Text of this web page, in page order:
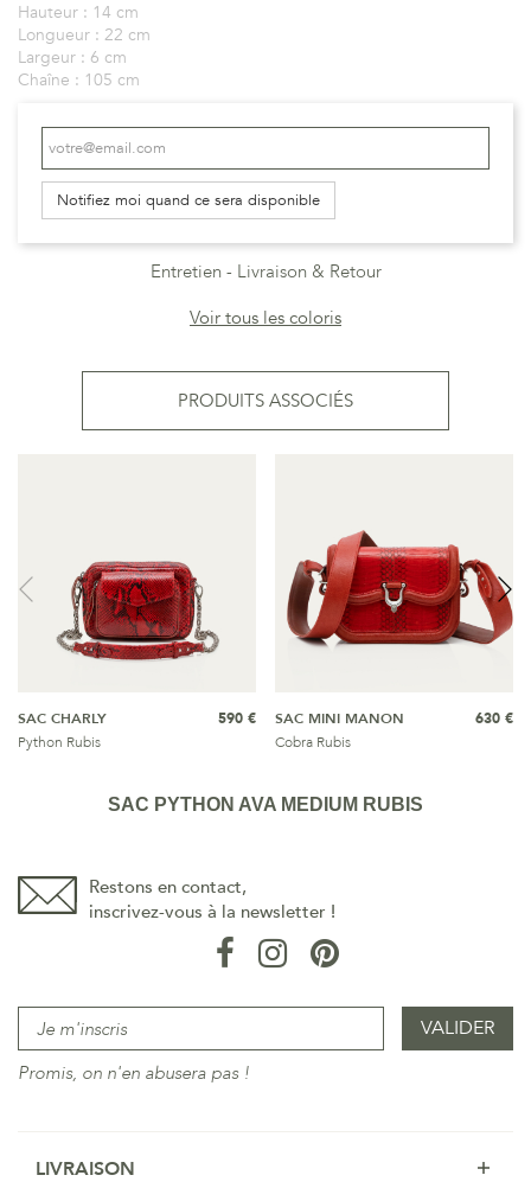
Hauteur : 14 cm
Longueur : 22 cm
Largeur : 6 cm
Chaîne : 105 cm
Notifiez moi quand ce sera disponible
Entretien
Livraison & Retour
Voir tous les coloris
PRODUITS ASSOCIÉS
SAC CHARLY
Python Rubis
590 €
SAC MINI MANON
Cobra Rubis
630 €
SAC PYTHON AVA MEDIUM RUBIS
Restons en contact,
inscrivez-vous à la newsletter !
Promis, on n'en abusera pas !
LIVRAISON